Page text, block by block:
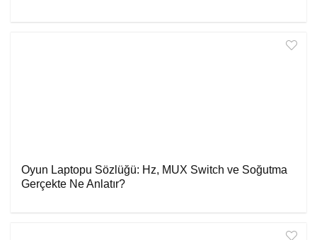
Oyun Laptopu Sözlüğü: Hz, MUX Switch ve Soğutma
Gerçekte Ne Anlatır?